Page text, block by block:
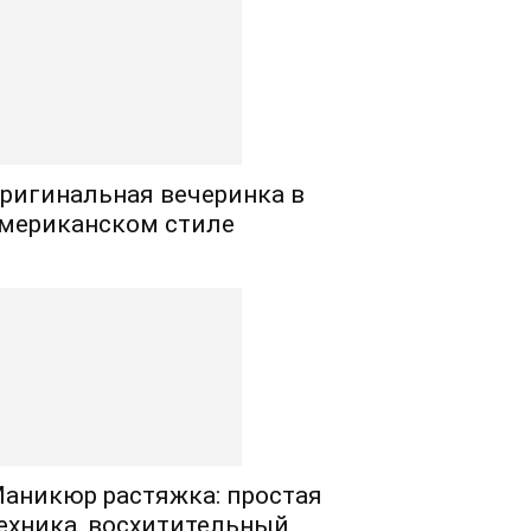
вечеринка в
стиле
растяжка: простая
восхитительный